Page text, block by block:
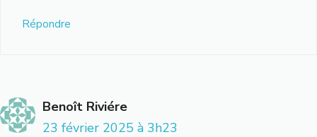
Répondre
Benoît Riviére
23 février 2025 à 3h23